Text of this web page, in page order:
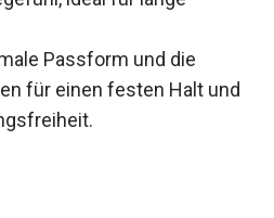
Passform und die
für einen festen Halt